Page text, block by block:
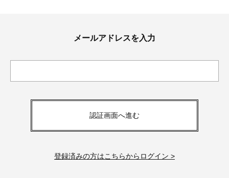
メールアドレスを入力
認証画面へ進む
登録済みの方はこちらからログイン >